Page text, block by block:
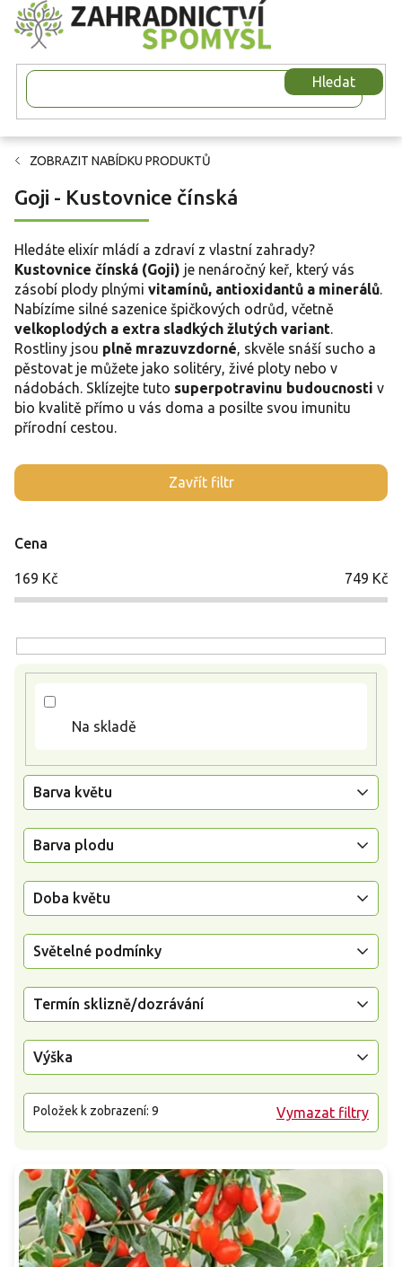
Přejít
na
obsah
Hledat
ZOBRAZIT NABÍDKU PRODUKTŮ
Goji - Kustovnice čínská
Hledáte elixír mládí a zdraví z vlastní zahrady?
Kustovnice čínská (Goji) je nenáročný keř, který vás
zásobí plody plnými vitamínů, antioxidantů a minerálů
Nabízíme silné sazenice špičkových odrůd, včetně
velkoplodých a extra sladkých žlutých variant
Rostliny jsou plně mrazuvzdorné , skvěle snáší sucho a
pěstovat je můžete jako solitéry, živé ploty nebo v
nádobách. Sklízejte tuto superpotravinu budoucnosti v
bio kvalitě přímo u vás doma a posilte svou imunitu
přírodní cestou.
Zavřít filtr
Cena
169 Kč 749 Kč
Na skladě
Barva květu
Barva plodu
Doba květu
Světelné podmínky
Termín sklizně/dozrávání
Výška
Vymazat filtry
Položek k zobrazení: 9
V
ý
s
p
u